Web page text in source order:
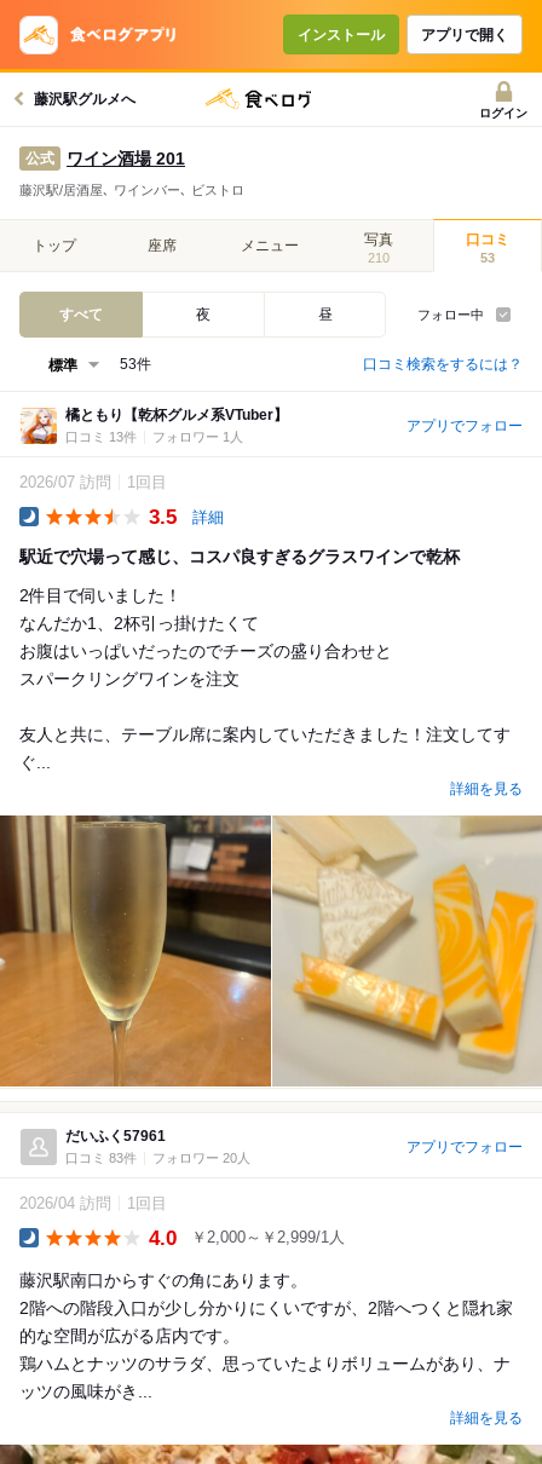
インストール アプリで開く
藤沢駅グルメへ
ログイン
公式 ワイン酒場 201
藤沢駅/居酒屋､ ワインバー､ ビストロ
トップ 座席 メニュー 写真
210
口コミ
53
すべて 夜 昼 フォロー中
53件 口コミ検索をするには？
橘ともり【乾杯グルメ系VTuber】
口コミ 13件 フォロワー 1人
アプリでフォロー
2026/07 訪問 1回目
3.5 詳細
駅近で穴場って感じ、コスパ良すぎるグラスワインで乾杯
2件目で伺いました！
なんだか1、2杯引っ掛けたくて
お腹はいっぱいだったのでチーズの盛り合わせと
スパークリングワインを注文
友人と共に、テーブル席に案内していただきました！注文してす
ぐ...
詳細を見る
だいふく57961
口コミ 83件 フォロワー 20人
アプリでフォロー
2026/04 訪問 1回目
4.0 ￥2,000～￥2,999/1人
藤沢駅南口からすぐの角にあります。
2階への階段入口が少し分かりにくいですが、2階へつくと隠れ家
的な空間が広がる店内です。
鶏ハムとナッツのサラダ、思っていたよりボリュームがあり、ナ
ッツの風味がき...
詳細を見る